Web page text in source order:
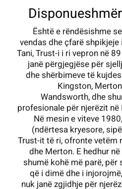
"Është e rëndësishme
vendas dhe çfarë
Tani, Trust-i i ri vepron në
janë përgjegjëse për
dhe shërbimeve të
Kingston,
Wandsworth, dhe
profesionale për njerëzit
Në mesin e viteve
(ndërtesa kryesore,
Trust-it të ri, ofronte vetëm
dhe Merton. E hedhur
shumë kohë më parë, për
që i dimë dhe i
nuk janë zgjidhje për